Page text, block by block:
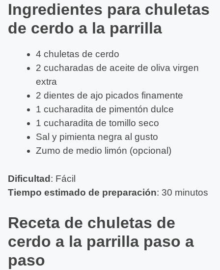
Ingredientes para chuletas
de cerdo a la parrilla
4 chuletas de cerdo
2 cucharadas de aceite de oliva virgen
extra
2 dientes de ajo picados finamente
1 cucharadita de pimentón dulce
1 cucharadita de tomillo seco
Sal y pimienta negra al gusto
Zumo de medio limón (opcional)
Dificultad: Fácil
Tiempo estimado de preparación: 30 minutos
Receta de chuletas de
cerdo a la parrilla paso a
paso